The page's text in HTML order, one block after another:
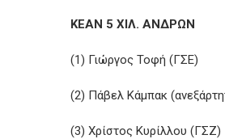
ΚΕΑΝ 5 ΧΙΛ. ΑΝΔΡΩΝ
(1) Γιώργος Τοφή
(2) Πάβελ Κάμπακ
(3) Χρίστος